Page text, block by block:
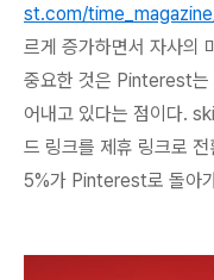
st.com/
르게 증가하면서 자사의
중요한 것은 Pinterest는
어내고 있다는 점이다.
드 링크를 제휴 링크로 전
5%가 Pinterest로 돌아